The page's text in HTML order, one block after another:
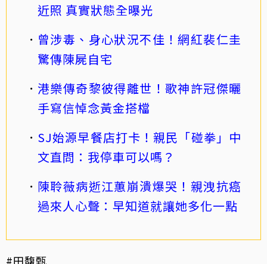
近照 真實狀態全曝光
曾涉毒、身心狀況不佳！網紅裴仁圭
驚傳陳屍自宅
港樂傳奇黎彼得離世！歌神許冠傑曬
手寫信悼念黃金搭檔
SJ始源早餐店打卡！親民「碰拳」中
文直問：我停車可以嗎？
陳聆薇病逝江蕙崩潰爆哭！親洩抗癌
過來人心聲：早知道就讓她多化一點
#田馥甄